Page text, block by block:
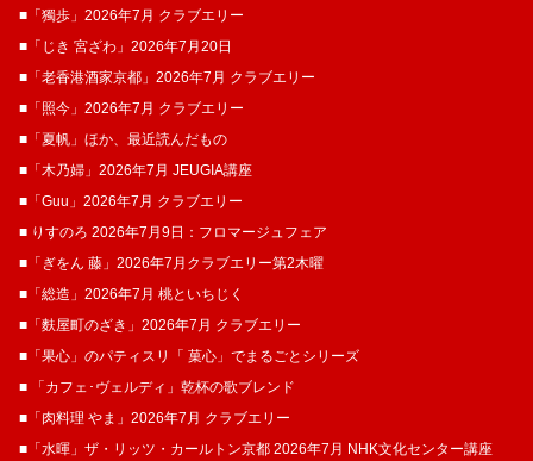
■「獨歩」2026年7月 クラブエリー
■「じき 宮ざわ」2026年7月20日
■「老香港酒家京都」2026年7月 クラブエリー
■「照今」2026年7月 クラブエリー
■「夏帆」ほか、最近読んだもの
■「木乃婦」2026年7月 JEUGIA講座
■「Guu」2026年7月 クラブエリー
■ りすのろ 2026年7月9日：フロマージュフェア
■「ぎをん 藤」2026年7月クラブエリー第2木曜
■「総造」2026年7月 桃といちじく
■「麩屋町のざき」2026年7月 クラブエリー
■「果心」のパティスリ「 菓​心」でまるごとシリーズ
■ 「カフェ･ヴェルディ」乾杯の歌ブレンド
■「肉料理 やま」2026年7月 クラブエリー
■「水暉」ザ・リッツ・カールトン京都 2026年7月 NHK文化センター講座